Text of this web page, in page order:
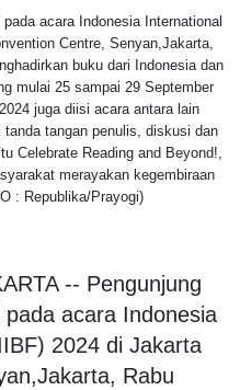
acara Indonesia International
Centre, Senyan,Jakarta,
buku dari Indonesia dan
mulai 25 sampai 29 September
juga diisi acara antara lain
tangan penulis, diskusi dan
Celebrate Reading and Beyond!,
merayakan kegembiraan
: Republika/Prayogi)
-- Pengunjung
pada acara Indonesia
2024 di Jakarta
Rabu